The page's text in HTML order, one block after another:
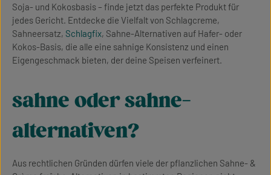
Soja- und Kokosbasis – finde jetzt das perfekte Produkt für
jedes Gericht. Entdecke die Vielfalt von Schlagcreme,
Sahneersatz, Schlagfix, Sahne-Alternativen auf Hafer- oder
Kokos-Basis, die alle eine sahnige Konsistenz und einen
Eigengeschmack bieten, der deine Speisen verfeinert.
sahne oder sahne-
alternativen?
Aus rechtlichen Gründen dürfen viele der pflanzlichen Sahne- &